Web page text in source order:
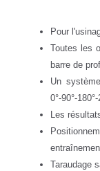
Pour
Toutes les
barre de
Un
0°-90°-180°-
Les
Taraudage